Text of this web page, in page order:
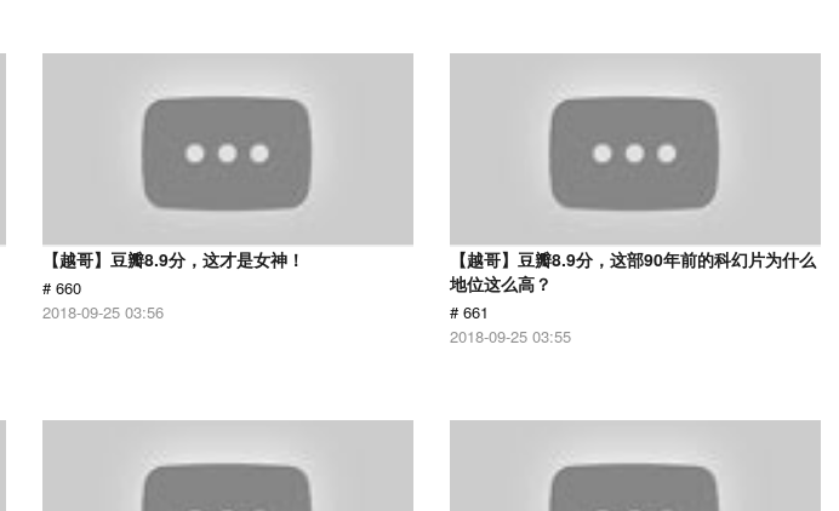
【越哥】豆瓣8.9分，这才是女神！
# 660
2018-09-25 03:56
【越哥】豆瓣8.9分，这部90年前的科幻片为什么
地位这么高？
# 661
2018-09-25 03:55